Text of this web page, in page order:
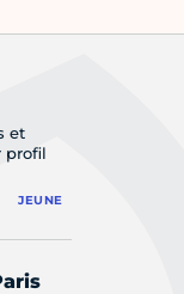
et
profil
JEUNE